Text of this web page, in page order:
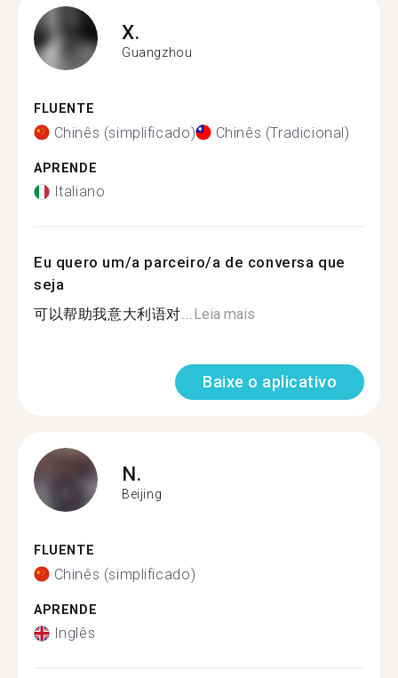
X.
Guangzhou
FLUENTE
Chinês (simplificado) Chinês (Tradicional)
APRENDE
Italiano
Eu quero um/a parceiro/a de conversa que
seja
可以帮助我意大利语对...Leia mais
Baixe o aplicativo
N.
Beijing
FLUENTE
Chinês (simplificado)
APRENDE
Inglês